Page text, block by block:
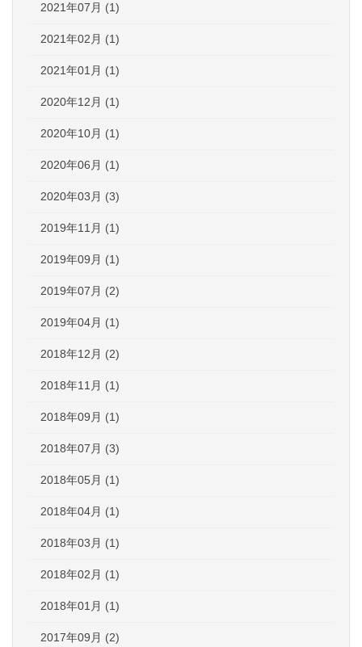
2021年07月 (1)
2021年02月 (1)
2021年01月 (1)
2020年12月 (1)
2020年10月 (1)
2020年06月 (1)
2020年03月 (3)
2019年11月 (1)
2019年09月 (1)
2019年07月 (2)
2019年04月 (1)
2018年12月 (2)
2018年11月 (1)
2018年09月 (1)
2018年07月 (3)
2018年05月 (1)
2018年04月 (1)
2018年03月 (1)
2018年02月 (1)
2018年01月 (1)
2017年09月 (2)